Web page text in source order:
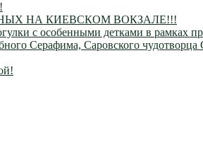
НА КИЕВСКОМ ВОКЗАЛЕ!!!
с особенными детками в рамках
Серафима, Саровского